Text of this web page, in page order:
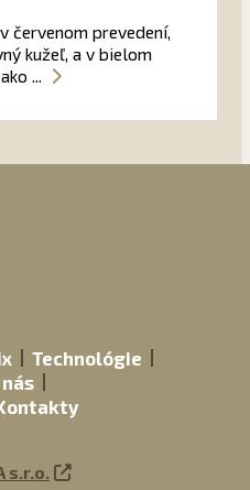
červenom prevedení,
kužeľ, a v bielom
...
Technológie
nás
s.r.o.